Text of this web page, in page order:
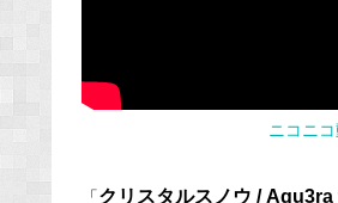
ニコニ
「クリスタルスノウ / Aqu3ra